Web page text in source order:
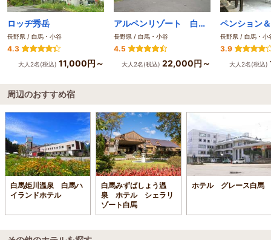
ロッヂ秀岳
長野県 / 白馬・小谷
4.3
大人2名(税込) 11,000円～
アルペンリゾート 白馬樅の木ホテル
長野県 / 白馬・小谷
4.5
大人2名(税込) 22,000円～
長野県 / 白馬・小
3.9
大人2名(税込)
周辺のおすすめ宿
白馬姫川温泉 白馬ハ
イランドホテル
白馬みずばしょう温
泉 ホテル シェラリ
ゾート白馬
ホテル グレース白馬